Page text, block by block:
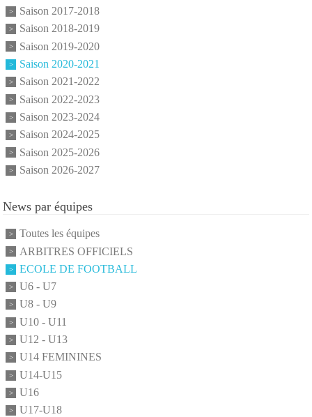
Saison 2017-2018
Saison 2018-2019
Saison 2019-2020
Saison 2020-2021
Saison 2021-2022
Saison 2022-2023
Saison 2023-2024
Saison 2024-2025
Saison 2025-2026
Saison 2026-2027
News par équipes
Toutes les équipes
ARBITRES OFFICIELS
ECOLE DE FOOTBALL
U6 - U7
U8 - U9
U10 - U11
U12 - U13
U14 FEMININES
U14-U15
U16
U17-U18